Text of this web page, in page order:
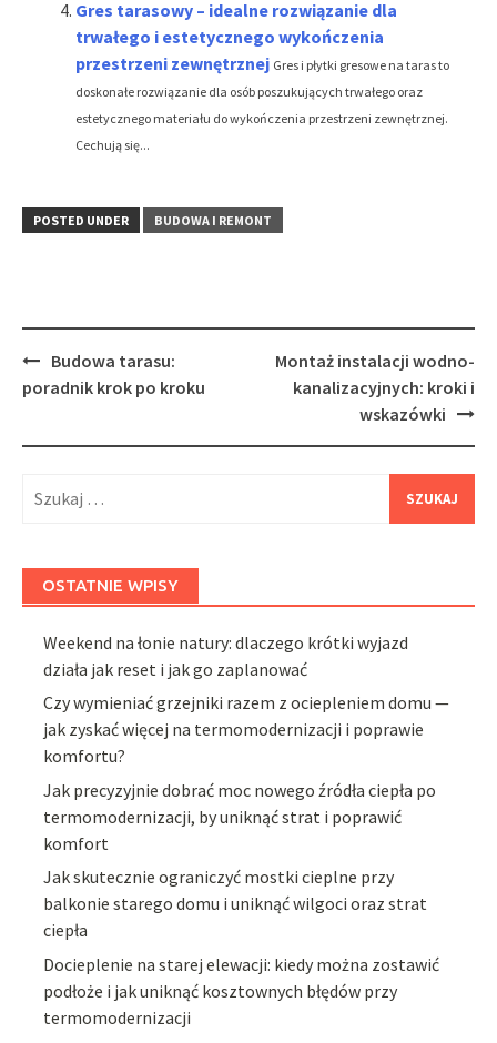
Gres tarasowy – idealne rozwiązanie dla
trwałego i estetycznego wykończenia
przestrzeni zewnętrznej Gres i płytki gresowe na taras to
doskonałe rozwiązanie dla osób poszukujących trwałego oraz
estetycznego materiału do wykończenia przestrzeni zewnętrznej.
Cechują się...
POSTED UNDER BUDOWA I REMONT
Post
navigation
Budowa tarasu:
poradnik krok po kroku
Montaż instalacji wodno-
kanalizacyjnych: kroki i
wskazówki
OSTATNIE WPISY
Weekend na łonie natury: dlaczego krótki wyjazd
działa jak reset i jak go zaplanować
Czy wymieniać grzejniki razem z ociepleniem domu —
jak zyskać więcej na termomodernizacji i poprawie
komfortu?
Jak precyzyjnie dobrać moc nowego źródła ciepła po
termomodernizacji, by uniknąć strat i poprawić
komfort
Jak skutecznie ograniczyć mostki cieplne przy
balkonie starego domu i uniknąć wilgoci oraz strat
ciepła
Docieplenie na starej elewacji: kiedy można zostawić
podłoże i jak uniknąć kosztownych błędów przy
termomodernizacji